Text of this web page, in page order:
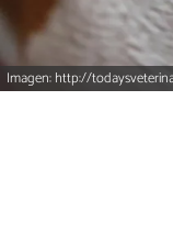
Imagen: http://